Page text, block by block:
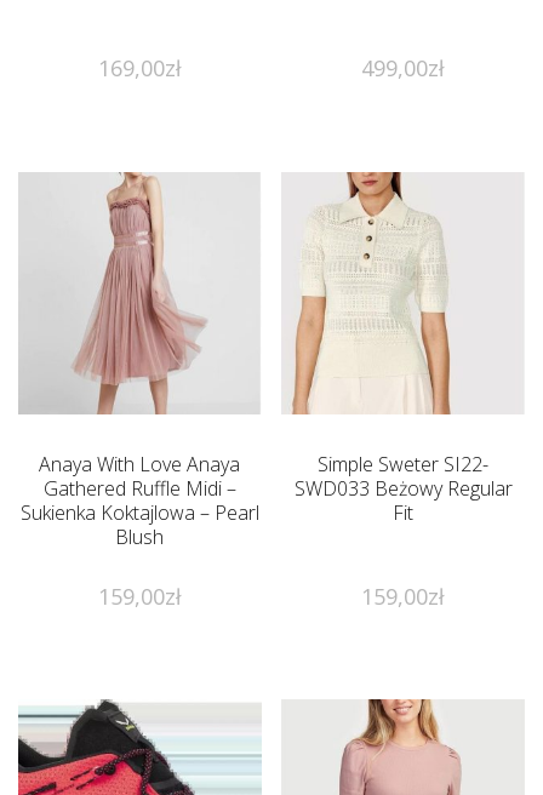
169,00zł 499,00zł
Anaya With Love Anaya
Gathered Ruffle Midi –
Sukienka Koktajlowa – Pearl
Blush
159,00zł
Simple Sweter SI22-
SWD033 Beżowy Regular
Fit
159,00zł